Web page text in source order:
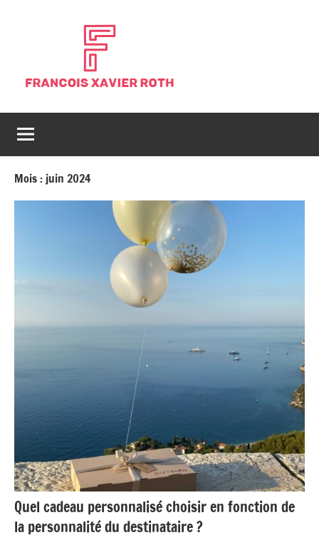
Blog
François
Xavier
d'actualités
Mois : juin 2024
Quel cadeau personnalisé choisir en fonction de
la personnalité du destinataire ?